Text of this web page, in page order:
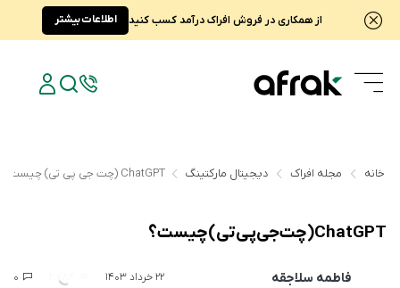
از همکاری در فروش افراک درآمد کسب کنید اطلاعات بیشتر
خانه مجله افراک دیجیتال مارکتینگ ChatGPT (چت جی‌ پی تی) چیست؟
ChatGPT (چت جی‌ پی تی) چیست؟
فاطمه سلاجقه 22 خرداد 1403